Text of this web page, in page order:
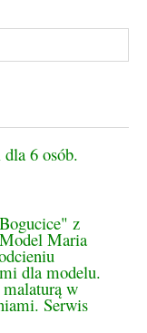
6 osób.
z
Maria
dla modelu.
malaturą w
Serwis